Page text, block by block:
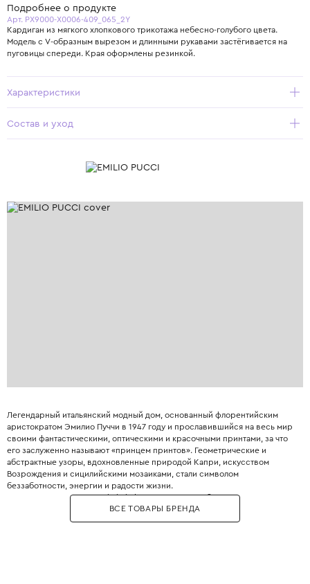
Подробнее о продукте
Арт. PX9000-X0006-409_065_2Y
Кардиган из мягкого хлопкового трикотажа небесно-голубого цвета.
Модель с V-образным вырезом и длинными рукавами застёгивается на
пуговицы спереди. Края оформлены резинкой.
Характеристики
Состав и уход
Легендарный итальянский модный дом, основанный флорентийским
аристократом Эмилио Пуччи в 1947 году и прославившийся на весь мир
своими фантастическими, оптическими и красочными принтами, за что
его заслуженно называют «принцем принтов». Геометрические и
абстрактные узоры, вдохновленные природой Капри, искусством
Возрождения и сицилийскими мозаиками, стали символом
беззаботности, энергии и радости жизни.
В 2017 году на выставке Pitti Bimbo во Флоренции была представлена
детская линия, которая практически полностью повторяет взрослые
коллекции. Emilio Pucci Junior - это настоящий взрыв цвета и позитива,
ВСЕ ТОВАРЫ БРЕНДА